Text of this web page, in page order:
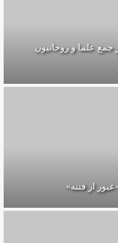
جمع علما و روحانیون